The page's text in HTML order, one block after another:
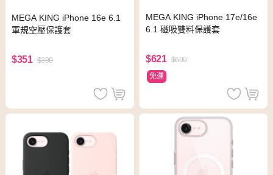
MEGA KING iPhone 16e 6.1
軍規空壓保護套
$351 $390
MEGA KING iPhone 17e/16e
6.1 磁吸雙料保護套
$621 $690
免運